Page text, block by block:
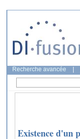
Recherche avancée
Existence d'un